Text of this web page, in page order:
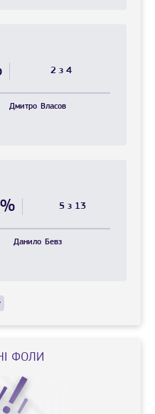
2 з 4
Дмитро Власов
5 з 13
Данило Бевз
ФОЛИ